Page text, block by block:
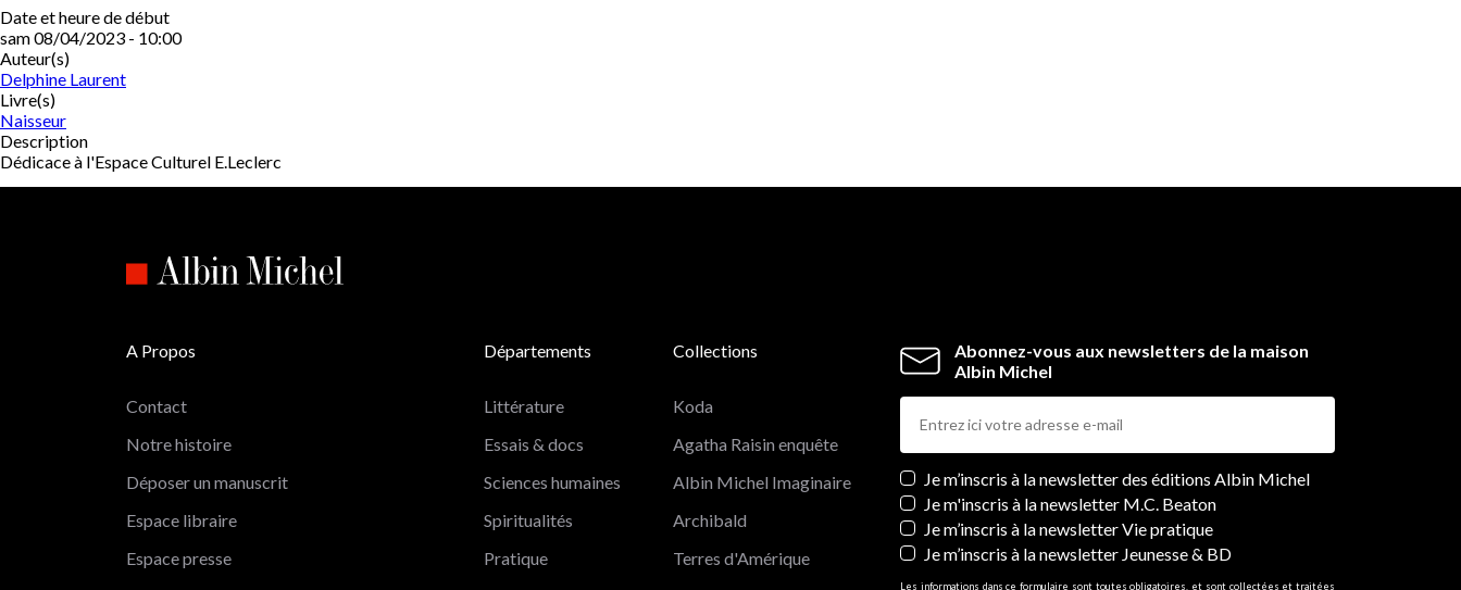
Date et heure de début
sam 08/04/2023 - 10:00
Auteur(s)
Delphine Laurent
Livre(s)
Naisseur
Description
Dédicace à l'Espace Culturel E.Leclerc
Abonnez-vous aux newsletters de la maison
Albin Michel
Newsletters
Je m’inscris à la newsletter des éditions Albin Michel
Je m'inscris à la newsletter M.C. Beaton
Je m’inscris à la newsletter Vie pratique
Je m’inscris à la newsletter Jeunesse & BD
Les informations dans ce formulaire sont toutes obligatoires, et sont collectées et traitées
A Propos
Contact
Notre histoire
Déposer un manuscrit
Espace libraire
Espace presse
Départements
Littérature
Essais & docs
Sciences humaines
Spiritualités
Pratique
Collections
Koda
Agatha Raisin enquête
Albin Michel Imaginaire
Archibald
Terres d'Amérique